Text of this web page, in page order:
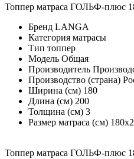
Топпер матраса ГОЛЬФ-плюс
Бренд LANGA
Категория матрасы
Тип топпер
Модель Общая
Производитель
Производство (страна)
Ширина (см) 180
Длина (см) 200
Толщина (см) 3
Размер матраса (см)
Топпер матраса ГОЛЬФ-плюс